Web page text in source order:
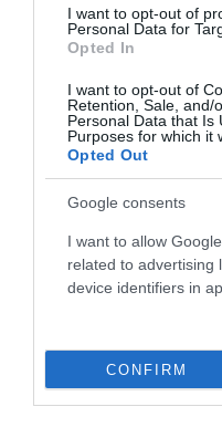
I want to opt-out of
Personal Data for
Opted In
I want to opt-out of
Retention, Sale, and/
Personal Data that Is
Purposes for which it
Opted Out
Google consents
I want to allow
related to advertising
device identifiers in
CONFIRM
Κυρίαρχη η
πέντε
Η Εθνική ομάδα Παίδων
με πέντε παίκτες του
ΤΕΛΕΥΤΑΙΑ